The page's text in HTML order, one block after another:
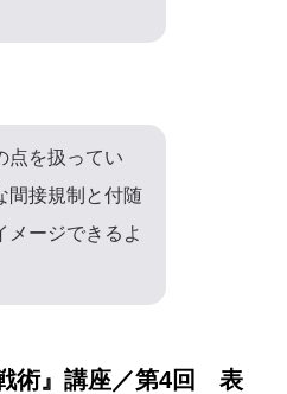
点を扱ってい
間接規制と付随
メージできるよ
術』講座／第4回 表